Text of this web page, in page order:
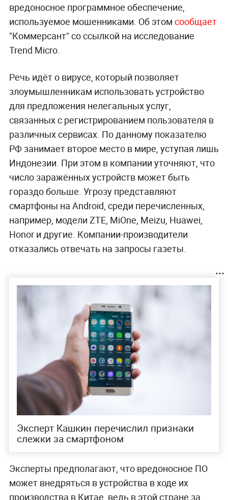
вредоносное программное обеспечение,
используемое мошенниками. Об этом сообщает
"Коммерсант" со ссылкой на исследование
Trend Micro.
Речь идёт о вирусе, который позволяет
злоумышленникам использовать устройство
для предложения нелегальных услуг,
связанных с регистрированием пользователя в
различных сервисах. По данному показателю
РФ занимает второе место в мире, уступая лишь
Индонезии. При этом в компании уточняют, что
число заражённых устройств может быть
гораздо больше. Угрозу представляют
смартфоны на Android, среди перечисленных,
например, модели ZTE, MiOne, Meizu, Huawei,
Honor и другие. Компании-производители
отказались отвечать на запросы газеты.
Эксперт Кашкин перечислил признаки
слежки за смартфоном
Эксперты предполагают, что вредоносное ПО
может внедряться в устройства в ходе их
производства в Китае, ведь в этой стране за